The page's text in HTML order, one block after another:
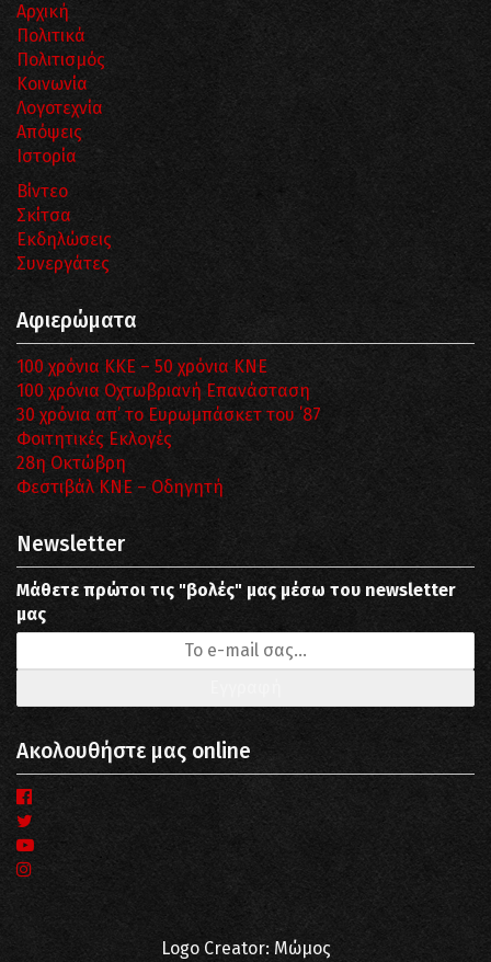
Αρχική
Πολιτικά
Πολιτισμός
Κοινωνία
Λογοτεχνία
Απόψεις
Ιστορία
Βίντεο
Σκίτσα
Εκδηλώσεις
Συνεργάτες
Αφιερώματα
100 χρόνια ΚΚΕ – 50 χρόνια ΚΝΕ
100 χρόνια Οχτωβριανή Επανάσταση
30 χρόνια απ’ το Ευρωμπάσκετ του ΄87
Φοιτητικές Εκλογές
28η Οκτώβρη
Φεστιβάλ ΚΝΕ – Οδηγητή
Newsletter
Μάθετε πρώτοι τις "βολές" μας μέσω του newsletter
μας
Ακολουθήστε μας online
Logo Creator: Μώμος